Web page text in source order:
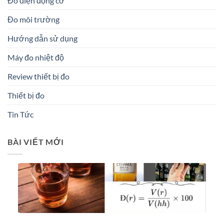
Đo môi trường
Hướng dẫn sử dụng
Máy đo nhiệt độ
Review thiết bị đo
Thiết bị đo
Tin Tức
BÀI VIẾT MỚI